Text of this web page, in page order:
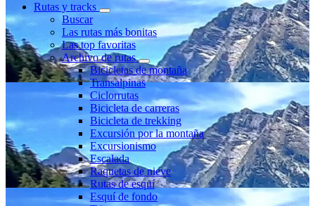
Rutas y tracks
Buscar
Las rutas más bonitas
Las top favoritas
Archivo de rutas
Bicicletas de montaña
Transalpinas
Ciclorrutas
Bicicleta de carreras
Bicicleta de trekking
Excursión por la montaña
Excursionismo
Escalada
Raquetas de nieve
Rutas de esquí
Esquí de fondo